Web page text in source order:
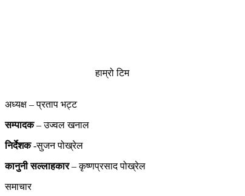
हाम्रो टिम
अध्यक्ष – प्रताप भट्ट
सम्पादक– उज्वल खनाल
निर्देशक-सुजन पोख्रेल
कानुनी सल्लाहकार– कृष्णप्रसाद पोख्रेल
समाचार